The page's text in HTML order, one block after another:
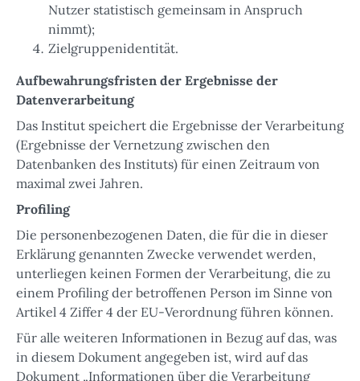
Nutzer statistisch gemeinsam in Anspruch
nimmt);
Zielgruppenidentität.
Aufbewahrungsfristen der Ergebnisse der
Datenverarbeitung
Das Institut speichert die Ergebnisse der Verarbeitung
(Ergebnisse der Vernetzung zwischen den
Datenbanken des Instituts) für einen Zeitraum von
maximal zwei Jahren.
Profiling
Die personenbezogenen Daten, die für die in dieser
Erklärung genannten Zwecke verwendet werden,
unterliegen keinen Formen der Verarbeitung, die zu
einem Profiling der betroffenen Person im Sinne von
Artikel 4 Ziffer 4 der EU-Verordnung führen können.
Für alle weiteren Informationen in Bezug auf das, was
in diesem Dokument angegeben ist, wird auf das
Dokument „Informationen über die Verarbeitung